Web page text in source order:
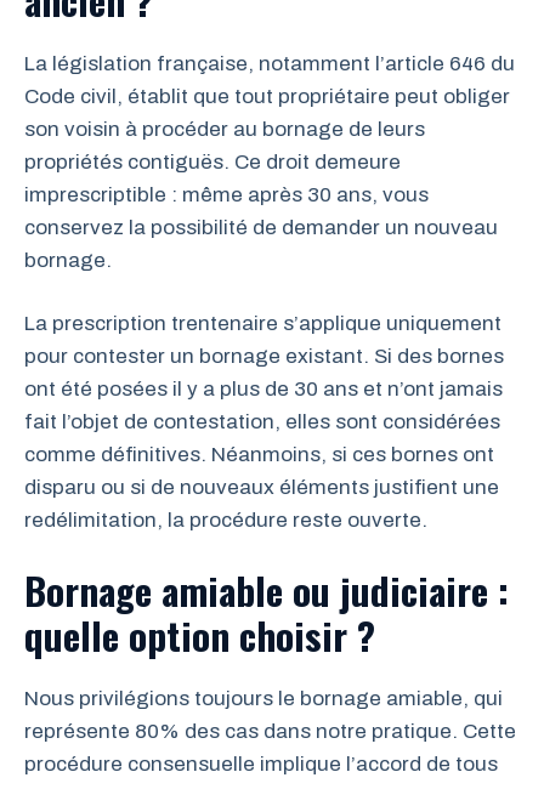
La législation française, notamment l’article 646 du
Code civil, établit que tout propriétaire peut obliger
son voisin à procéder au bornage de leurs
propriétés contiguës. Ce droit demeure
imprescriptible : même après 30 ans, vous
conservez la possibilité de demander un nouveau
bornage.
La prescription trentenaire s’applique uniquement
pour contester un bornage existant. Si des bornes
ont été posées il y a plus de 30 ans et n’ont jamais
fait l’objet de contestation, elles sont considérées
comme définitives. Néanmoins, si ces bornes ont
disparu ou si de nouveaux éléments justifient une
redélimitation, la procédure reste ouverte.
Bornage amiable ou judiciaire :
quelle option choisir ?
Nous privilégions toujours le bornage amiable, qui
représente 80% des cas dans notre pratique. Cette
procédure consensuelle implique l’accord de tous